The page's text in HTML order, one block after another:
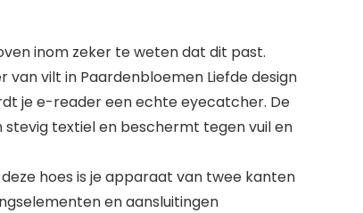
inom zeker te weten dat dit past.
van vilt in Paardenbloemen Liefde design
je e-reader een echte eyecatcher. De
textiel en beschermt tegen vuil en
deze hoes is je apparaat van twee kanten
en aansluitingen